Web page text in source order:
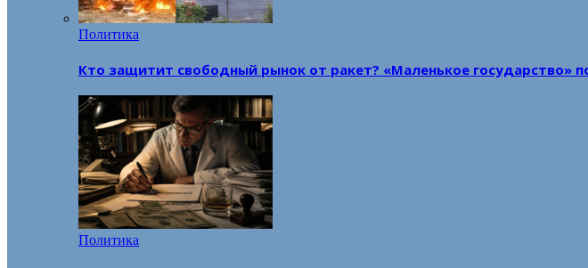
Политика
Кто защитит свободный рынок от ракет? «Маленькое государство»
Политика